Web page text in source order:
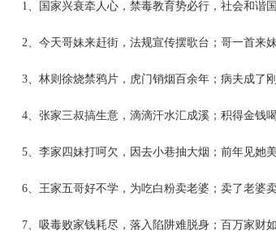
1、国家兴衰牵人心，禁毒教育势必行，社会和谐国
2、今天哥妹来赶街，法规宣传摆歌台；哥一首来妹
3、林则徐烧禁鸦片，虎门销烟百余年；病夫成了刚
4、张家三叔搞生意，滴滴汗水汇成溪；积得金钱喝
5、李家四妹打呵欠，因去小巷抽大烟；前年见她美
6、王家五哥好不学，为吃白粉卖老婆；卖了老婆卖
7、吸毒败家钱耗尽，落入陷阱难脱身；百万家财如